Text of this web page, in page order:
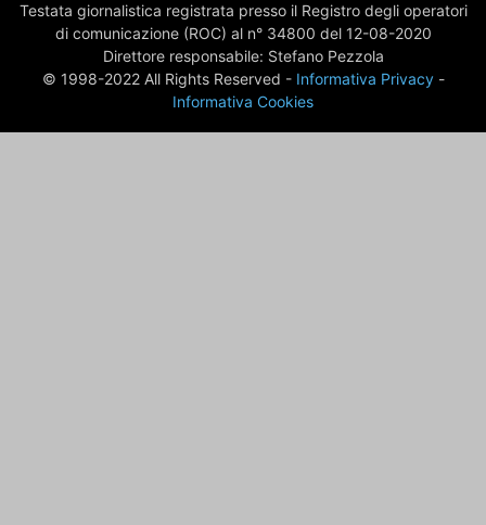
Testata giornalistica registrata presso il Registro degli operatori
di comunicazione (ROC) al n° 34800 del 12-08-2020
Direttore responsabile: Stefano Pezzola
© 1998-2022 All Rights Reserved - Informativa Privacy-
Informativa Cookies